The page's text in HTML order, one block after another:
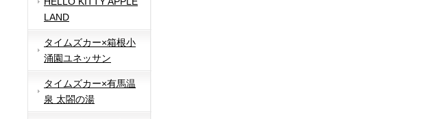
LAND
タイムズカー×箱根小
涌園ユネッサン
タイムズカー×有馬温
泉 太閤の湯